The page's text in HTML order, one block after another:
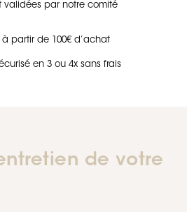
validées par notre comité
à partir de 100€ d’achat
en 3 ou 4x sans frais
de votre